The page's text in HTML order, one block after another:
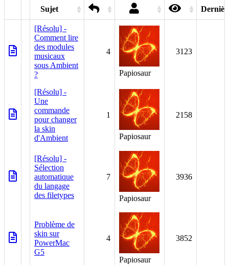
Sujet
[Résolu] -
Comment lire
des modules
musicaux
sous Ambient
?
4
Papiosaur
3123
[Résolu] -
Une
commande
pour changer
la skin
d'Ambient
1
Papiosaur
2158
[Résolu] -
Sélection
automatique
du langage
des filetypes
7
Papiosaur
3936
Problème de
skin sur
PowerMac
G5
4
Papiosaur
3852